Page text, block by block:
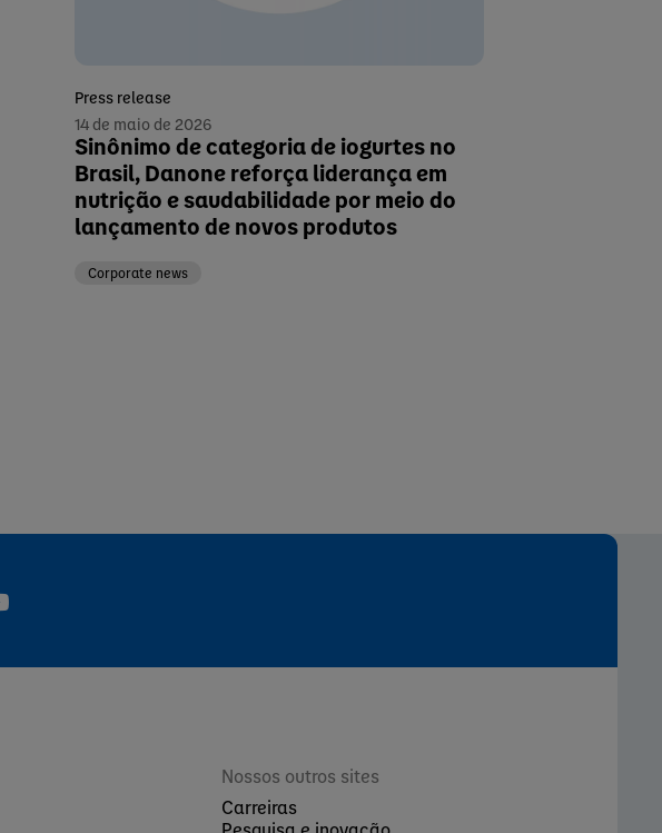
Press release
14 de maio de 2026
Sinônimo de categoria de iogurtes no
Brasil, Danone reforça liderança em
nutrição e saudabilidade por meio do
lançamento de novos produtos
Corporate news
Nossos outros sites
Carreiras